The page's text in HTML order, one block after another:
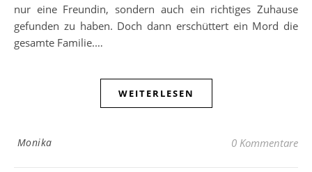
nur eine Freundin, sondern auch ein richtiges Zuhause
gefunden zu haben. Doch dann erschüttert ein Mord die
gesamte Familie.…
WEITERLESEN
Monika 0 Kommentare